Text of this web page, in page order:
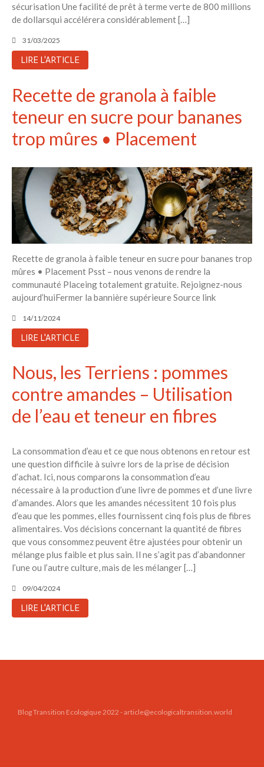
sécurisation Une facilité de prêt à terme verte de 800 millions
de dollarsqui accélérera considérablement […]
31/03/2025
LIRE L'ARTICLE
Recette de granola à faible
teneur en sucre pour bananes
trop mûres • Placement
Recette de granola à faible teneur en sucre pour bananes trop
mûres • Placement Psst – nous venons de rendre la
communauté Placeing totalement gratuite. Rejoignez-nous
aujourd’huiFermer la bannière supérieure Source link
14/11/2024
LIRE L'ARTICLE
Nous, les Terriens : pommes
contre amandes – Utilisation
de l’eau et teneur en fibres
La consommation d’eau et ce que nous obtenons en retour est
une question difficile à suivre lors de la prise de décision
d’achat. Ici, nous comparons la consommation d’eau
nécessaire à la production d’une livre de pommes et d’une livre
d’amandes. Alors que les amandes nécessitent 10 fois plus
d’eau que les pommes, elles fournissent cinq fois plus de fibres
alimentaires. Vos décisions concernant la quantité de fibres
que vous consommez peuvent être ajustées pour obtenir un
mélange plus faible et plus sain. Il ne s’agit pas d’abandonner
l’une ou l’autre culture, mais de les mélanger […]
09/04/2024
LIRE L'ARTICLE
Blog Transition Ecologique 2022 - article@ecologicaltransition.world